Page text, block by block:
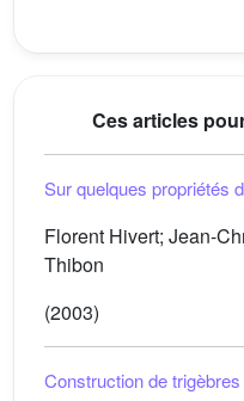
Ces articles
Sur quelques propriétés
Florent Hivert; Jean-
Thibon
(2003)
Construction de